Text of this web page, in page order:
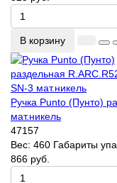
В корзину
Ручка Punto (Пунто)
мат.никель
47157
Вес: 460 Габариты
866 руб.